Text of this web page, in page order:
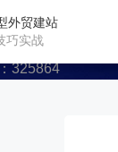
外贸建站
巧实战
seo，
325864